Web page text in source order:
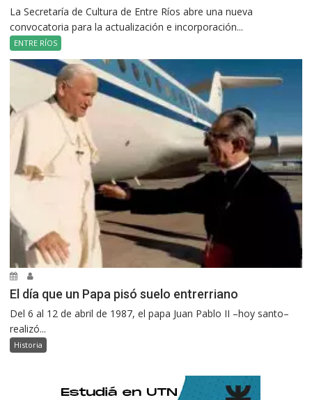
La Secretaría de Cultura de Entre Ríos abre una nueva
convocatoria para la actualización e incorporación...
ENTRE RÍOS
El día que un Papa pisó suelo entrerriano
Del 6 al 12 de abril de 1987, el papa Juan Pablo II –hoy santo–
realizó...
Historia